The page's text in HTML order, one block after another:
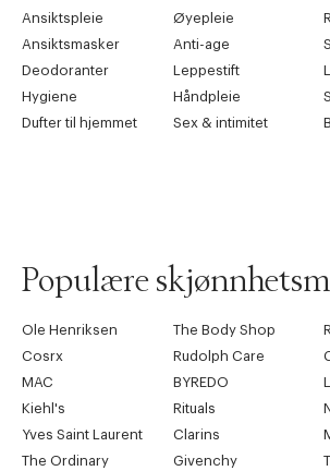
Ansiktspleie
Øyepleie
Ansiktsmasker
Anti-age
Deodoranter
Leppestift
Hygiene
Håndpleie
Dufter til hjemmet
Sex & intimitet
Populære
Ole Henriksen The Body Shop
Cosrx
Rudolph Care
MAC
BYREDO
Kiehl's
Rituals
Yves Saint Laurent
Clarins
The Ordinary
Givenchy